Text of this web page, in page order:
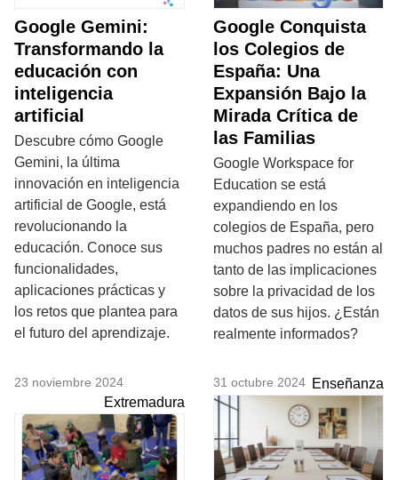
Google Gemini:
Transformando la
educación con
inteligencia
artificial
Descubre cómo Google
Gemini, la última
innovación en inteligencia
artificial de Google, está
revolucionando la
educación. Conoce sus
funcionalidades,
aplicaciones prácticas y
los retos que plantea para
el futuro del aprendizaje.
Google Conquista
los Colegios de
España: Una
Expansión Bajo la
Mirada Crítica de
las Familias
Google Workspace for
Education se está
expandiendo en los
colegios de España, pero
muchos padres no están al
tanto de las implicaciones
sobre la privacidad de los
datos de sus hijos. ¿Están
realmente informados?
23 noviembre 2024
Extremadura
31 octubre 2024 Enseñanza